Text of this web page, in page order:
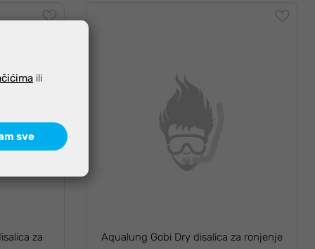
za Aqualung Gobi Dry disalica za ronjenje
ili
sve